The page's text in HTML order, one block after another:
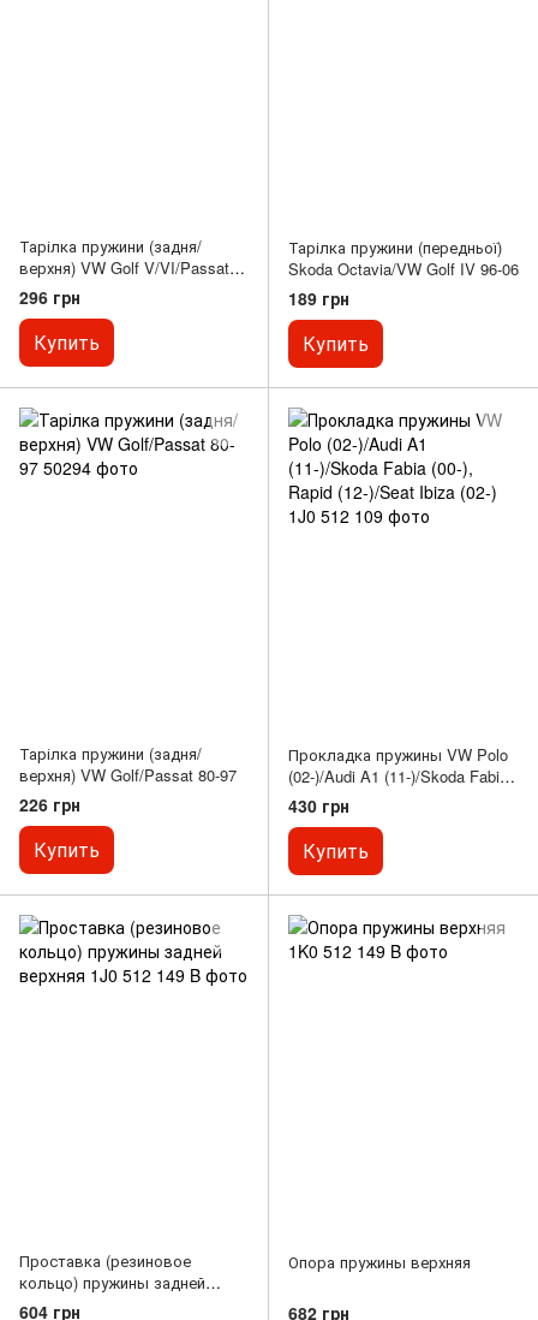
Тарілка пружини (задня/
верхня) VW Golf V/VI/Passat
03-14
296 грн
Купить
Тарілка пружини (передньої)
Skoda Octavia/VW Golf IV 96-06
189 грн
Купить
Тарілка пружини (задня/
верхня) VW Golf/Passat 80-97
226 грн
Купить
Прокладка пружины VW Polo
(02-)/Audi A1 (11-)/Skoda Fabia
(00-), Rapid (12-)/Seat Ibiza (02-)
430 грн
Купить
Проставка (резиновое
кольцо) пружины задней
верхняя
604 грн
Опора пружины верхняя
682 грн